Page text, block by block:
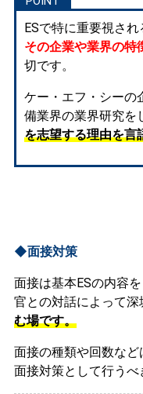
ESで特に重要視され
その企業や業界の特
切です。
ケー・エフ・シーの
備業界の業界研究を
を志望する理由を言
◆面接対策
面接は基本ESの内容
官との対話によって深
む場です。
面接の種類や回数など
面接対策として行うべ